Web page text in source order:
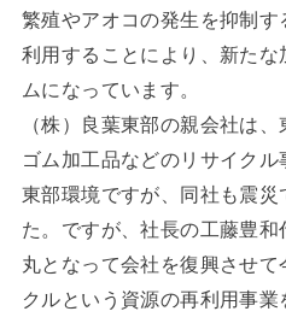
繁殖やアオコの発生を抑制
利用することにより、新た
ムになっています。
（株）良葉東部の親会社は
ゴム加工品などのリサイク
東部環境ですが、同社も震
た。ですが、社長の工藤豊
丸となって会社を復興させ
クルという資源の再利用事